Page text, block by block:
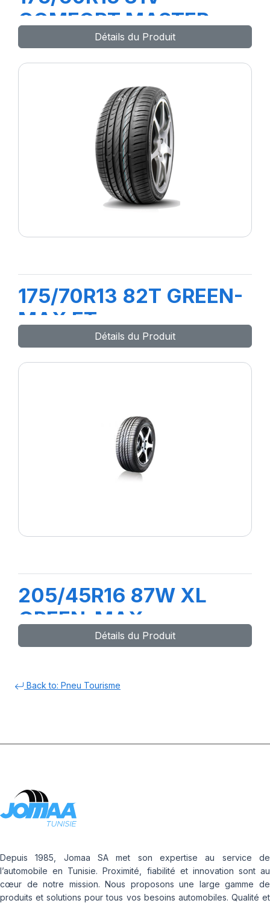
COMFORT MASTER
Détails du Produit
175/70R13 82T GREEN-
MAX ET
Détails du Produit
205/45R16 87W XL
GREEN-MAX
Détails du Produit
Back to: Pneu Tourisme
Depuis 1985, Jomaa SA met son expertise au service de
l’automobile en Tunisie. Proximité, fiabilité et innovation sont au
cœur de notre mission. Nous proposons une large gamme de
produits et solutions pour tous vos besoins automobiles. Qualité et